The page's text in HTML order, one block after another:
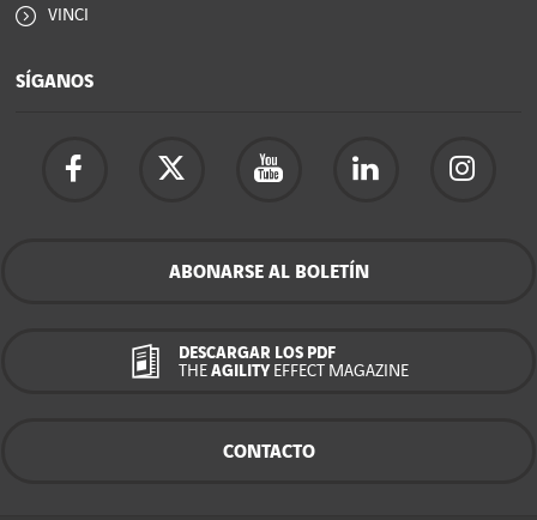
VINCI
SÍGANOS
ABONARSE AL BOLETÍN
DESCARGAR LOS PDF
THE AGILITY EFFECT MAGAZINE
CONTACTO